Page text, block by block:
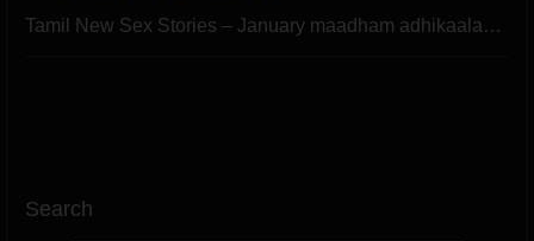
Tamil New Sex Stories – January maadham adhikaala…
Search